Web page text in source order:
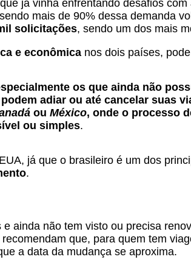
já vinha enfrentando desafios
mais de 90% dessa demanda
solicitações, sendo um dos mais
e econômica nos dois países,
os que ainda não
adiar ou até cancelar suas
ou México, onde o processo
ou simples.
já que o brasileiro é um dos
.
ainda não tem visto ou precisa
que, para quem tem
a data da mudança se aproxima.